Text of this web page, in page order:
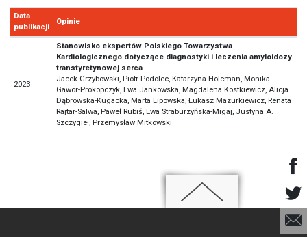
Data
publikacji
Opinie
2023
Stanowisko ekspertów Polskiego Towarzystwa
Kardiologicznego dotyczące diagnostyki i leczenia amyloidozy
transtyretynowej serca
Jacek Grzybowski, Piotr Podolec, Katarzyna Holcman, Monika
Gawor-Prokopczyk, Ewa Jankowska, Magdalena Kostkiewicz, Alicja
Dąbrowska-Kugacka, Marta Lipowska, Łukasz Mazurkiewicz, Renata
Rajtar-Salwa, Paweł Rubiś, Ewa Straburzyńska-Migaj, Justyna A.
Szczygieł, Przemysław Mitkowski